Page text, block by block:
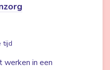
tijd
in een